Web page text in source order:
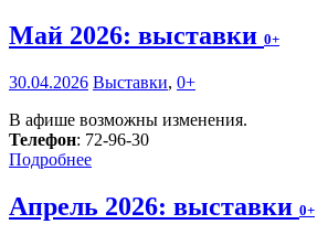
Май 2026: выставки 0+
30.04.2026 Выставки, 0+
В афише возможны изменения.
Телефон: 72-96-30
Подробнее
Апрель 2026: выставки 0+